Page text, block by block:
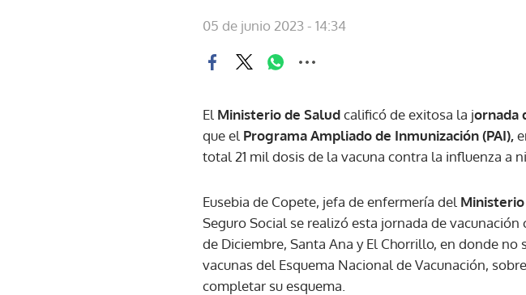
05 de junio 2023 - 14:34
El Ministerio de Saludcalificó de exitosa la jornada
que el Programa Ampliado de Inmunización (PAI),
total 21 mil dosis de la vacuna contra la influenza a
Eusebia de Copete, jefa de enfermería del
Seguro Social se realizó esta jornada de
de Diciembre, Santa Ana y El Chorrillo, en donde
vacunas del Esquema Nacional de Vacunación,
completar su esquema.